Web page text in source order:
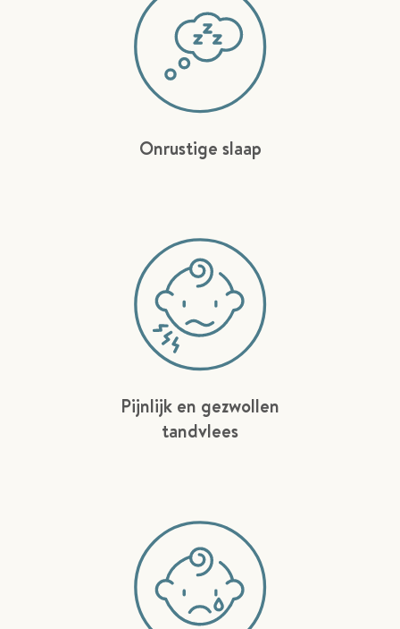
Onrustige slaap
Pijnlijk en gezwollen
tandvlees